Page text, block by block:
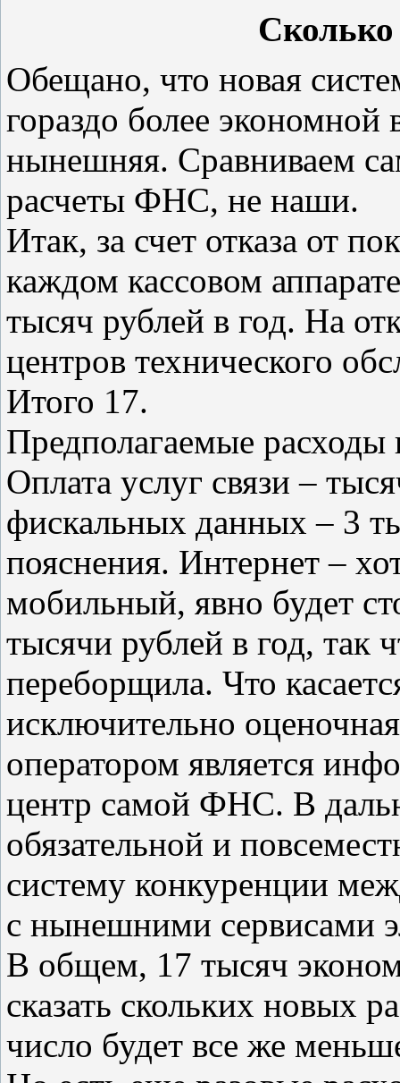
Сколько
Обещано, что новая
гораздо более
нынешняя. Сравниваем
расчеты ФНС, не наши.
Итак, за счет отказа от
каждом кассовом
тысяч рублей в год. На
центров технического
Итого 17.
Предполагаемые расходы
Оплата услуг связи –
фискальных данных – 3
пояснения. Интернет –
мобильный, явно будет
тысячи рублей в год,
переборщила. Что
исключительно
оператором является
центр самой ФНС. В
обязательной и
систему конкуренции
с нынешними сервисами
В общем, 17 тысяч
сказать скольких новых
число будет все же